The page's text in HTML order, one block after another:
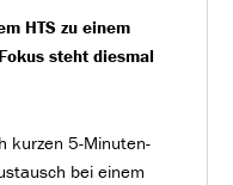
HTS zu einem
steht diesmal
kurzen 5-Minuten-
bei einem